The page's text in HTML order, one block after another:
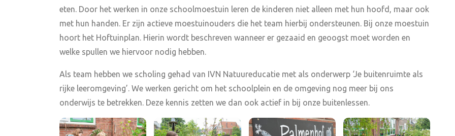
eten. Door het werken in onze schoolmoestuin leren de kinderen niet alleen met hun hoofd, maar ook
met hun handen. Er zijn actieve moestuinouders die het team hierbij ondersteunen. Bij onze moestuin
hoort het Hoftuinplan. Hierin wordt beschreven wanneer er gezaaid en geoogst moet worden en
welke spullen we hiervoor nodig hebben.
Als team hebben we scholing gehad van IVN Natuureducatie met als onderwerp ‘Je buitenruimte als
rijke leeromgeving’. We werken gericht om het schoolplein en de omgeving nog meer bij ons
onderwijs te betrekken. Deze kennis zetten we dan ook actief in bij onze buitenlessen.